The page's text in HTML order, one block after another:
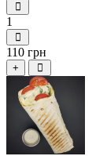
1
110 грн
+